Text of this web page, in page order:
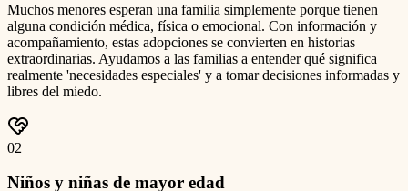
Muchos menores esperan una familia simplemente porque tienen
alguna condición médica, física o emocional. Con información y
acompañamiento, estas adopciones se convierten en historias
extraordinarias. Ayudamos a las familias a entender qué significa
realmente 'necesidades especiales' y a tomar decisiones informadas y
libres del miedo.
02
Niños y niñas de mayor edad